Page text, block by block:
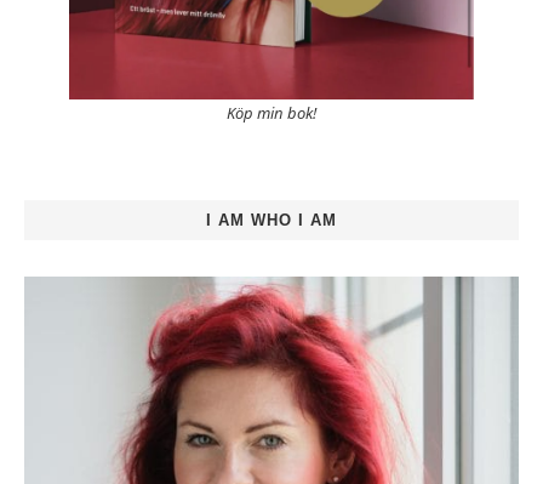
Köp min bok!
I AM WHO I AM